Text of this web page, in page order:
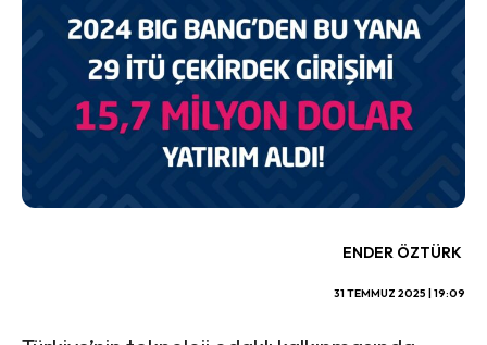
ENDER ÖZTÜRK
31 TEMMUZ 2025 | 19:09